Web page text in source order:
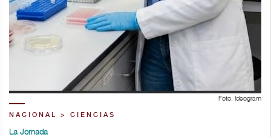
Foto: Ideogram
NACIONAL > CIENCIAS
La Jornada